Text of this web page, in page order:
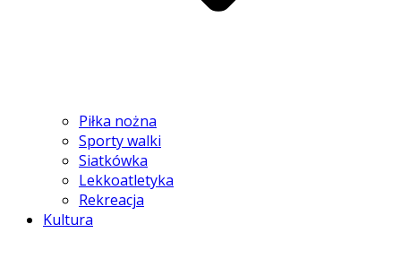
Piłka nożna
Sporty walki
Siatkówka
Lekkoatletyka
Rekreacja
Kultura